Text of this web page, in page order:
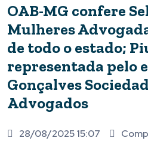
OAB-MG confere
Mulheres
de todo o estado;
representada pelo
Gonçalves
Advogados
28/08/2025 15:07